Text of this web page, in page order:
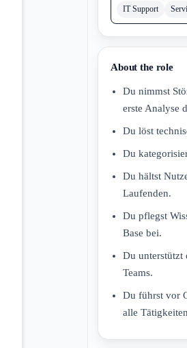
IT Support
About the role
Du nimmst
erste Analyse
Du löst
Du
Du hältst
Laufenden.
Du pflegst
Base bei.
Du unterstützt
Teams.
Du führst vor
alle